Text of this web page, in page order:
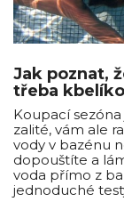
Jak poznat,
třeba
Koupací
zalité, vám ale
vody v bazénu
dopouštíte a
voda přímo z
jednoduché